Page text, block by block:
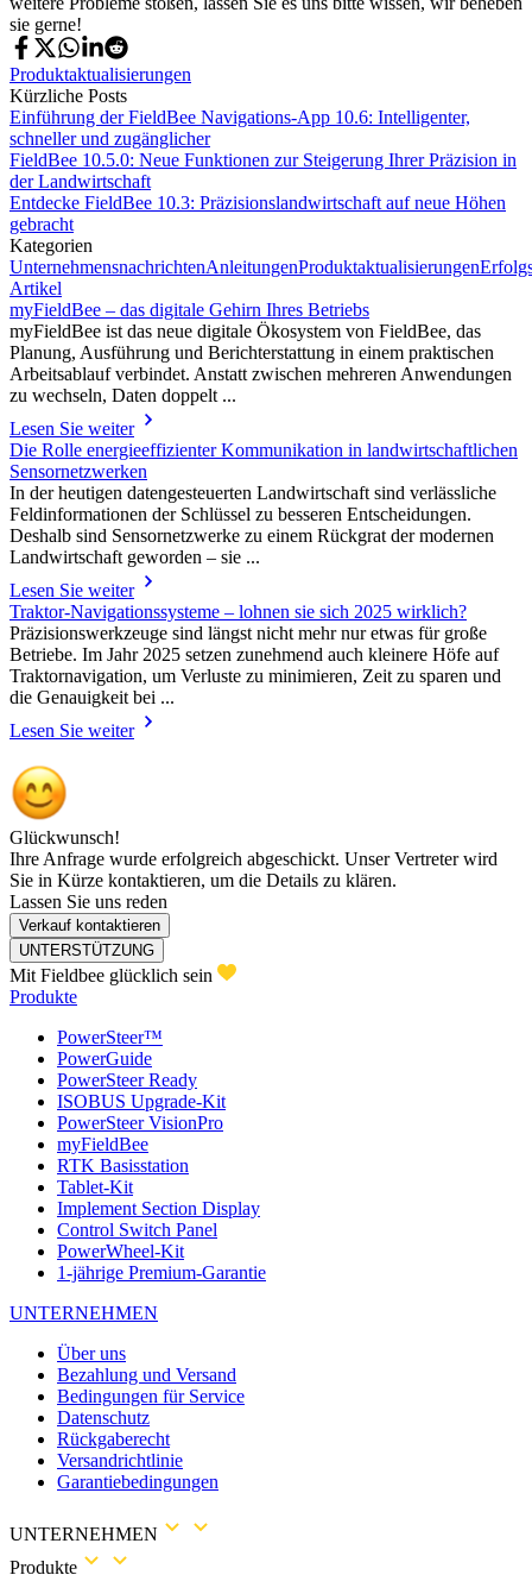
sie gerne!
Produktaktualisierungen
Kürzliche Posts
Einführung der FieldBee Navigations-App 10.6: Intelligenter,
schneller und zugänglicher
FieldBee 10.5.0: Neue Funktionen zur Steigerung Ihrer Präzision in
der Landwirtschaft
Entdecke FieldBee 10.3: Präzisionslandwirtschaft auf neue Höhen
gebracht
Kategorien
UnternehmensnachrichtenAnleitungenProduktaktualisierungen
Artikel
myFieldBee – das digitale Gehirn Ihres Betriebs
myFieldBee ist das neue digitale Ökosystem von FieldBee, das
Planung, Ausführung und Berichterstattung in einem praktischen
Arbeitsablauf verbindet. Anstatt zwischen mehreren Anwendungen
zu wechseln, Daten doppelt ...
Lesen Sie weiter
Die Rolle energieeffizienter Kommunikation in landwirtschaftlichen
Sensornetzwerken
In der heutigen datengesteuerten Landwirtschaft sind verlässliche
Feldinformationen der Schlüssel zu besseren Entscheidungen.
Deshalb sind Sensornetzwerke zu einem Rückgrat der modernen
Landwirtschaft geworden – sie ...
Lesen Sie weiter
Traktor-Navigationssysteme – lohnen sie sich 2025 wirklich?
Präzisionswerkzeuge sind längst nicht mehr nur etwas für große
Betriebe. Im Jahr 2025 setzen zunehmend auch kleinere Höfe auf
Traktornavigation, um Verluste zu minimieren, Zeit zu sparen und
die Genauigkeit bei ...
Lesen Sie weiter
Glückwunsch!
Ihre Anfrage wurde erfolgreich abgeschickt. Unser Vertreter wird
Sie in Kürze kontaktieren, um die Details zu klären.
Lassen Sie uns reden
Verkauf kontaktieren
UNTERSTÜTZUNG
Mit Fieldbee glücklich sein
Produkte
PowerSteer™
PowerGuide
PowerSteer Ready
ISOBUS Upgrade-Kit
PowerSteer VisionPro
myFieldBee
RTK Basisstation
Tablet-Kit
Implement Section Display
Control Switch Panel
PowerWheel-Kit
1-jährige Premium-Garantie
UNTERNEHMEN
Über uns
Bezahlung und Versand
Bedingungen für Service
Datenschutz
Rückgaberecht
Versandrichtlinie
Garantiebedingungen
UNTERNEHMEN
Produkte